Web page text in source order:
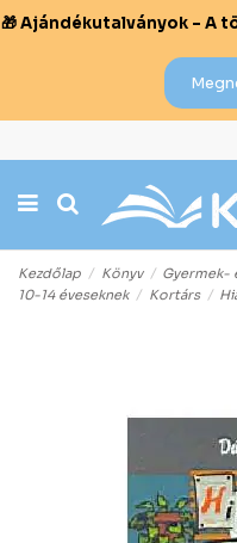
🎁 Ajándékutalványok – A
Kezdőlap Könyv Gyermek-
10-14 éveseknek
Kortárs